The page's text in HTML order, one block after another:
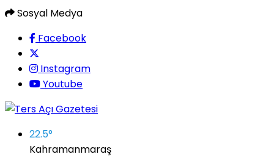
Sosyal Medya
Facebook
Instagram
Youtube
22.5°
Kahramanmaraş